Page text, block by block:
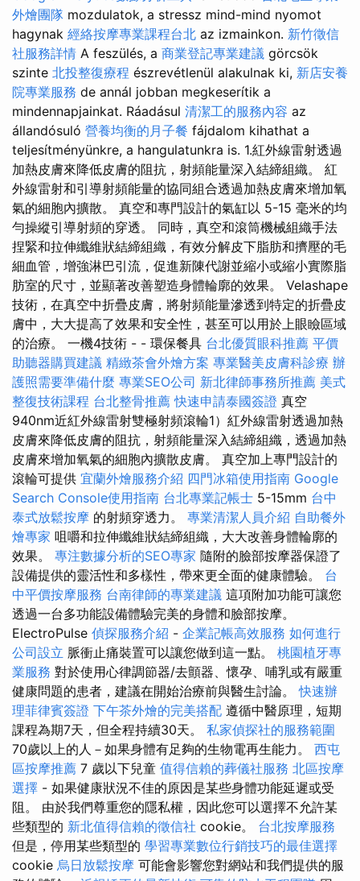
外燴團隊 mozdulatok, a stressz mind-mind nyomot
hagynak 經絡按摩專業課程台北 az izmainkon. 新竹徵信
社服務詳情 A feszülés, a 商業登記專業建議 görcsök
szinte 北投整復療程 észrevétlenül alakulnak ki, 新店安養
院專業服務 de annál jobban megkeserítik a
mindennapjainkat. Ráadásul 清潔工的服務內容 az
állandósuló 營養均衡的月子餐 fájdalom kihathat a
teljesítményünkre, a hangulatunkra is. 1.紅外線雷射透過
加熱皮膚來降低皮膚的阻抗，射頻能量深入結締組織。 紅
外線雷射和引導射頻能量的協同組合透過加熱皮膚來增加氧
氣的細胞內擴散。 真空和專門設計的氣缸以 5-15 毫米的均
勻操縱引導射頻的穿透。 同時，真空和滾筒機械組織手法
捏緊和拉伸纖維狀結締組織，有效分解皮下脂肪和擠壓的毛
細血管，增強淋巴引流，促進新陳代謝並縮小或縮小實際脂
肪室的尺寸，並顯著改善塑造身體輪廓的效果。 Velashape
技術，在真空中折疊皮膚，將射頻能量滲透到特定的折疊皮
膚中，大大提高了效果和安全性，甚至可以用於上眼瞼區域
的治療。 一機4技術 - - 環保餐具 台北優質眼科推薦 平價
助聽器購買建議 精緻茶會外燴方案 專業醫美皮膚科診療 辦
護照需要準備什麼 專業SEO公司 新北律師事務所推薦 美式
整復技術課程 台北整骨推薦 快速申請泰國簽證 真空
940nm近紅外線雷射雙極射頻滾輪1）紅外線雷射透過加熱
皮膚來降低皮膚的阻抗，射頻能量深入結締組織，透過加熱
皮膚來增加氧氣的細胞內擴散皮膚。 真空加上專門設計的
滾輪可提供 宜蘭外燴服務介紹 四門冰箱使用指南 Google
Search Console使用指南 台北專業記帳士 5-15mm 台中
泰式放鬆按摩 的射頻穿透力。 專業清潔人員介紹 自助餐外
燴專家 咀嚼和拉伸纖維狀結締組織，大大改善身體輪廓的
效果。 專注數據分析的SEO專家 隨附的臉部按摩器保證了
設備提供的靈活性和多樣性，帶來更全面的健康體驗。 台
中平價按摩服務 台南律師的專業建議 這項附加功能可讓您
透過一台多功能設備體驗完美的身體和臉部按摩。
ElectroPulse 偵探服務介紹 - 企業記帳高效服務 如何進行
公司設立 脈衝止痛裝置可以讓您做到這一點。 桃園植牙專
業服務 對於使用心律調節器/去顫器、懷孕、哺乳或有嚴重
健康問題的患者，建議在開始治療前與醫生討論。快速辦
理菲律賓簽證 下午茶外燴的完美搭配 遵循中醫原理，短期
課程為期7天，但全程持續30天。 私家偵探社的服務範圍
70歲以上的人－如果身體有足夠的生物電再生能力。 西屯
區按摩推薦 7 歲以下兒童 值得信賴的葬儀社服務 北區按摩
選擇 - 如果健康狀況不佳的原因是某些身體功能延遲或受
阻。 由於我們尊重您的隱私權，因此您可以選擇不允許某
些類型的 新北值得信賴的徵信社 cookie。 台北按摩服務
但是，停用某些類型的 學習專業數位行銷技巧的最佳選擇
cookie 烏日放鬆按摩 可能會影響您對網站和我們提供的服